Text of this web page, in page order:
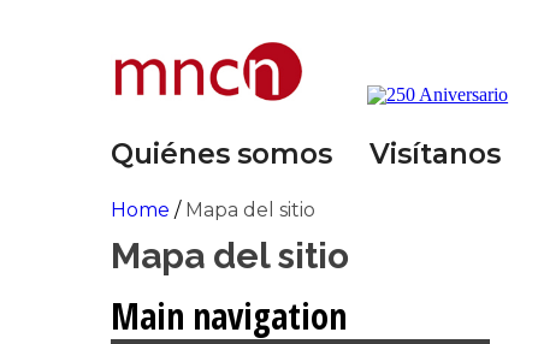
Quiénes somos Visítanos
Home / Mapa del sitio
Mapa del sitio
Main navigation